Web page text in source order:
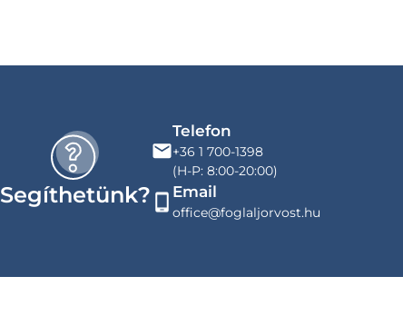
Segíthetünk?
Telefon
+36 1 700-1398
(H-P: 8:00-20:00)
Email
office@foglaljorvost.hu